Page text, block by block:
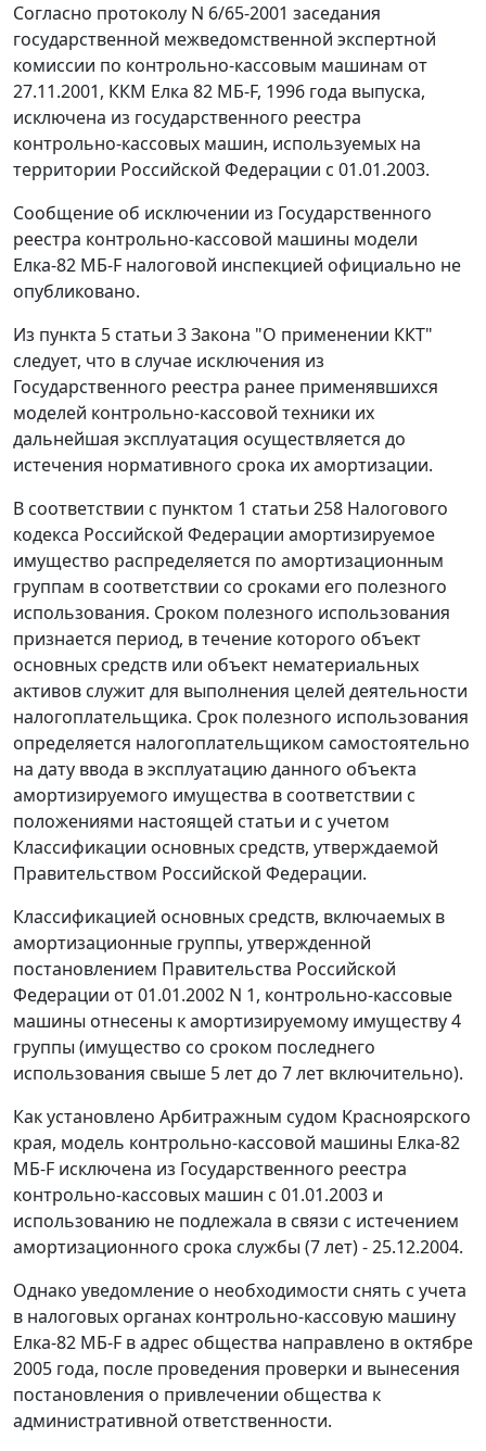
Согласно протоколу N 6/65-2001 заседания
государственной межведомственной экспертной
комиссии по контрольно-кассовым машинам от
27.11.2001, ККМ Елка 82 МБ-F, 1996 года выпуска,
исключена из государственного реестра
контрольно-кассовых машин, используемых на
территории Российской Федерации с 01.01.2003.
Сообщение об исключении из Государственного
реестра контрольно-кассовой машины модели
Елка-82 МБ-F налоговой инспекцией официально не
опубликовано.
Из пункта 5 статьи 3 Закона "О применении ККТ"
следует, что в случае исключения из
Государственного реестра ранее применявшихся
моделей контрольно-кассовой техники их
дальнейшая эксплуатация осуществляется до
истечения нормативного срока их амортизации.
В соответствии с пунктом 1 статьи 258 Налогового
кодекса Российской Федерации амортизируемое
имущество распределяется по амортизационным
группам в соответствии со сроками его полезного
использования. Сроком полезного использования
признается период, в течение которого объект
основных средств или объект нематериальных
активов служит для выполнения целей деятельности
налогоплательщика. Срок полезного использования
определяется налогоплательщиком самостоятельно
на дату ввода в эксплуатацию данного объекта
амортизируемого имущества в соответствии с
положениями настоящей статьи и с учетом
Классификации основных средств, утверждаемой
Правительством Российской Федерации.
Классификацией основных средств, включаемых в
амортизационные группы, утвержденной
постановлением Правительства Российской
Федерации от 01.01.2002 N 1, контрольно-кассовые
машины отнесены к амортизируемому имуществу 4
группы (имущество со сроком последнего
использования свыше 5 лет до 7 лет включительно).
Как установлено Арбитражным судом Красноярского
края, модель контрольно-кассовой машины Елка-82
МБ-F исключена из Государственного реестра
контрольно-кассовых машин с 01.01.2003 и
использованию не подлежала в связи с истечением
амортизационного срока службы (7 лет) - 25.12.2004.
Однако уведомление о необходимости снять с учета
в налоговых органах контрольно-кассовую машину
Елка-82 МБ-F в адрес общества направлено в октябре
2005 года, после проведения проверки и вынесения
постановления о привлечении общества к
административной ответственности.